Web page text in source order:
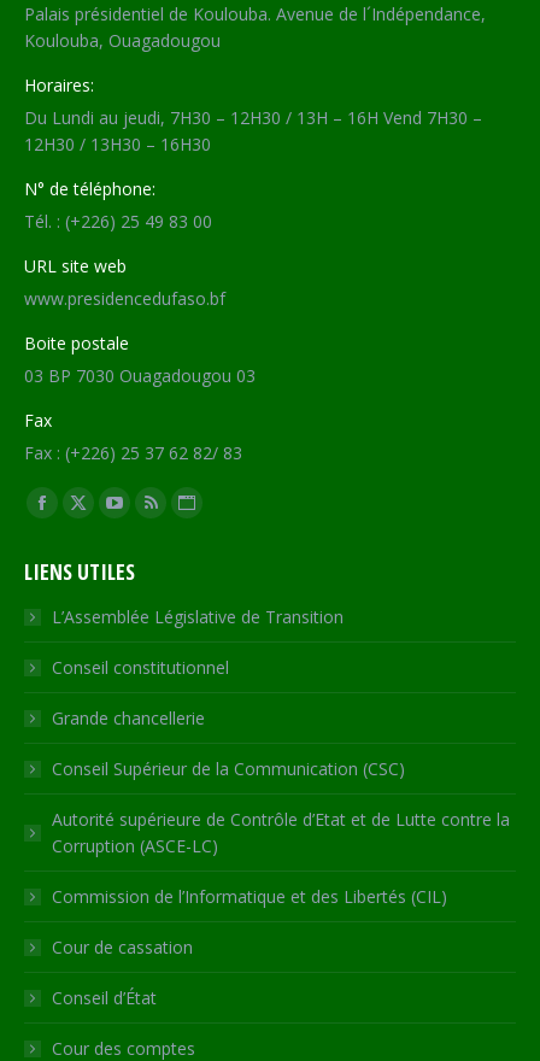
Palais présidentiel de Koulouba. Avenue de l´Indépendance,
Koulouba, Ouagadougou
Horaires:
Du Lundi au jeudi, 7H30 – 12H30 / 13H – 16H Vend 7H30 –
12H30 / 13H30 – 16H30
N° de téléphone:
Tél. : (+226) 25 49 83 00
URL site web
www.presidencedufaso.bf
Boite postale
03 BP 7030 Ouagadougou 03
Fax
Fax : (+226) 25 37 62 82/ 83
Trouvez nous sur :
Facebook
opens
in
new
window
X
opens
in
new
window
YouTube
opens
in
new
window
RSS
in
new
window
Site
opens
in
new
LIENS UTILES
L’Assemblée Législative de Transition
Conseil constitutionnel
Grande chancellerie
Conseil Supérieur de la Communication (CSC)
Autorité supérieure de Contrôle d’Etat et de Lutte contre la
Corruption (ASCE-LC)
Commission de l’Informatique et des Libertés (CIL)
Cour de cassation
Conseil d’État
Cour des comptes